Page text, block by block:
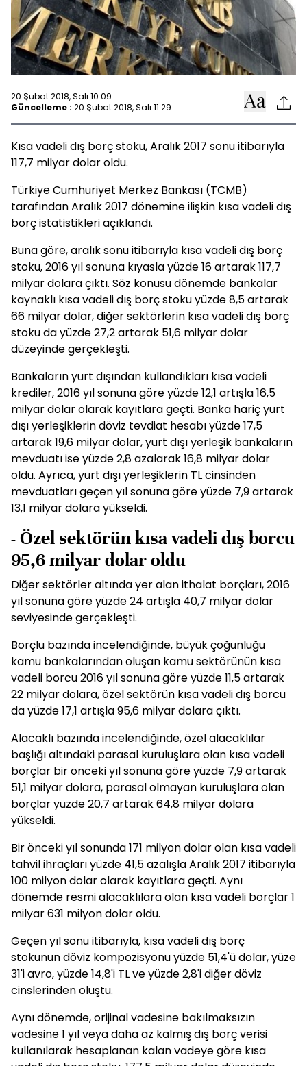
20 Şubat 2018, Salı 10:09
Güncelleme : 20 Şubat 2018, Salı 11:29
Kısa vadeli dış borç stoku, Aralık 2017 sonu itibarıyla
117,7 milyar dolar oldu.
Türkiye Cumhuriyet Merkez Bankası (TCMB)
tarafından Aralık 2017 dönemine ilişkin kısa vadeli dış
borç istatistikleri açıklandı.
Buna göre, aralık sonu itibarıyla kısa vadeli dış borç
stoku, 2016 yıl sonuna kıyasla yüzde 16 artarak 117,7
milyar dolara çıktı. Söz konusu dönemde bankalar
kaynaklı kısa vadeli dış borç stoku yüzde 8,5 artarak
66 milyar dolar, diğer sektörlerin kısa vadeli dış borç
stoku da yüzde 27,2 artarak 51,6 milyar dolar
düzeyinde gerçekleşti.
Bankaların yurt dışından kullandıkları kısa vadeli
krediler, 2016 yıl sonuna göre yüzde 12,1 artışla 16,5
milyar dolar olarak kayıtlara geçti. Banka hariç yurt
dışı yerleşiklerin döviz tevdiat hesabı yüzde 17,5
artarak 19,6 milyar dolar, yurt dışı yerleşik bankaların
mevduatı ise yüzde 2,8 azalarak 16,8 milyar dolar
oldu. Ayrıca, yurt dışı yerleşiklerin TL cinsinden
mevduatları geçen yıl sonuna göre yüzde 7,9 artarak
13,1 milyar dolara yükseldi.
- Özel sektörün kısa vadeli dış borcu
95,6 milyar dolar oldu
Diğer sektörler altında yer alan ithalat borçları, 2016
yıl sonuna göre yüzde 24 artışla 40,7 milyar dolar
seviyesinde gerçekleşti.
Borçlu bazında incelendiğinde, büyük çoğunluğu
kamu bankalarından oluşan kamu sektörünün kısa
vadeli borcu 2016 yıl sonuna göre yüzde 11,5 artarak
22 milyar dolara, özel sektörün kısa vadeli dış borcu
da yüzde 17,1 artışla 95,6 milyar dolara çıktı.
Alacaklı bazında incelendiğinde, özel alacaklılar
başlığı altındaki parasal kuruluşlara olan kısa vadeli
borçlar bir önceki yıl sonuna göre yüzde 7,9 artarak
51,1 milyar dolara, parasal olmayan kuruluşlara olan
borçlar yüzde 20,7 artarak 64,8 milyar dolara
yükseldi.
Bir önceki yıl sonunda 171 milyon dolar olan kısa vadeli
tahvil ihraçları yüzde 41,5 azalışla Aralık 2017 itibarıyla
100 milyon dolar olarak kayıtlara geçti. Aynı
dönemde resmi alacaklılara olan kısa vadeli borçlar 1
milyar 631 milyon dolar oldu.
Geçen yıl sonu itibarıyla, kısa vadeli dış borç
stokunun döviz kompozisyonu yüzde 51,4'ü dolar, yüze
31'i avro, yüzde 14,8'i TL ve yüzde 2,8'i diğer döviz
cinslerinden oluştu.
Aynı dönemde, orijinal vadesine bakılmaksızın
vadesine 1 yıl veya daha az kalmış dış borç verisi
kullanılarak hesaplanan kalan vadeye göre kısa